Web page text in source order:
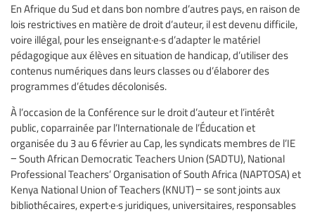
En Afrique du Sud et dans bon nombre d’autres pays, en raison de
lois restrictives en matière de droit d’auteur, il est devenu difficile,
voire illégal, pour les enseignant·e·s d’adapter le matériel
pédagogique aux élèves en situation de handicap, d’utiliser des
contenus numériques dans leurs classes ou d’élaborer des
programmes d’études décolonisés.
À l’occasion de la Conférence sur le droit d’auteur et l’intérêt
public, coparrainée par l’Internationale de l’Éducation et
organisée du 3 au 6 février au Cap, les syndicats membres de l’IE
− South African Democratic Teachers Union (SADTU), National
Professional Teachers’ Organisation of South Africa (NAPTOSA) et
Kenya National Union of Teachers (KNUT) − se sont joints aux
bibliothécaires, expert·e·s juridiques, universitaires, responsables